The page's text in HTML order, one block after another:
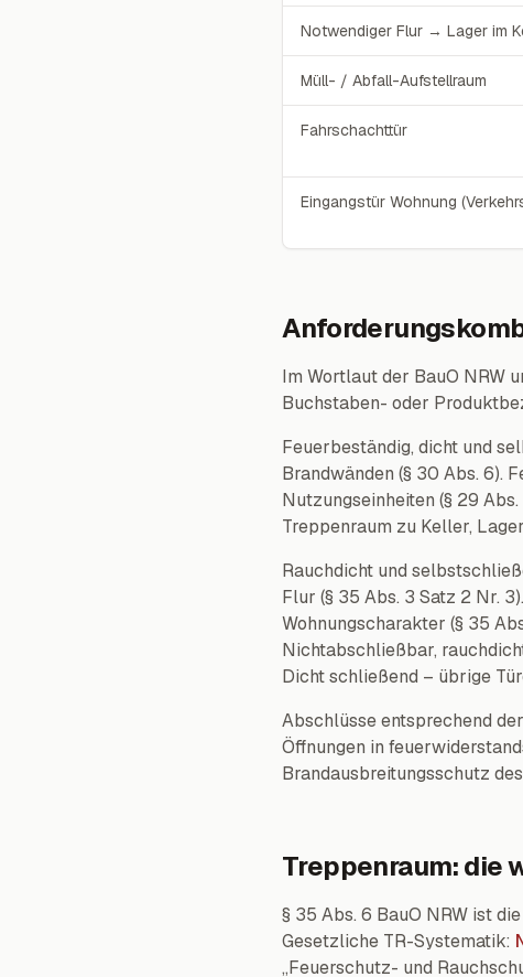
Notwendiger Flur → Lager im
Müll- / Abfall-Aufstellraum
Fahrschachttür
Eingangstür Wohnung
Im Wortlaut der BauO NRW
Buchstaben- oder
Feuerbeständig, dicht und
Brandwänden (§ 30 Abs. 6).
Nutzungseinheiten (§ 29
Treppenraum zu Keller,
Rauchdicht und
Flur (§ 35 Abs. 3 Satz 2 Nr.
Wohnungscharakter (§ 35
Nichtabschließbar,
Dicht schließend – übrige
Abschlüsse entsprechend
Öffnungen in
Brandausbreitungsschutz
Treppenraum: die
§ 35 Abs. 6 BauO NRW ist
Gesetzliche TR-Systematik:
„Feuerschutz- und